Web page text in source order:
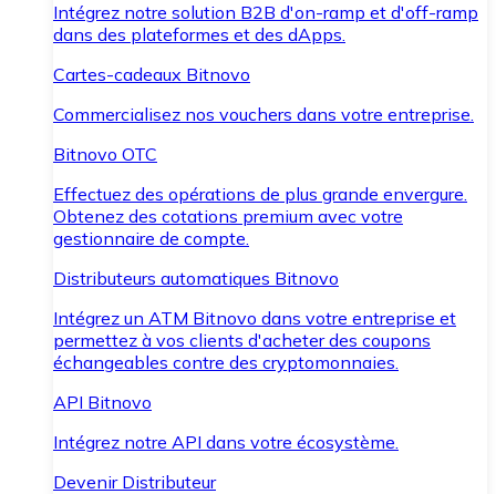
Intégrez notre solution B2B d'on-ramp et d'off-ramp
dans des plateformes et des dApps.
Cartes-cadeaux Bitnovo
Commercialisez nos vouchers dans votre entreprise.
Bitnovo OTC
Effectuez des opérations de plus grande envergure.
Obtenez des cotations premium avec votre
gestionnaire de compte.
Distributeurs automatiques Bitnovo
Intégrez un ATM Bitnovo dans votre entreprise et
permettez à vos clients d'acheter des coupons
échangeables contre des cryptomonnaies.
API Bitnovo
Intégrez notre API dans votre écosystème.
Devenir Distributeur